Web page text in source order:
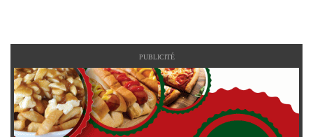
PUBLICITÉ